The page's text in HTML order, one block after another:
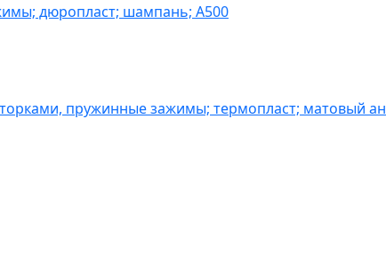
дюропласт; шампань; A500
пружинные зажимы; термопласт; матовый ан